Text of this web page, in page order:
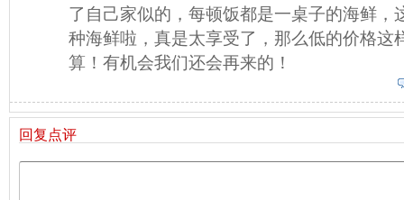
了自己家似的，每顿饭都是一桌子的海鲜，
种海鲜啦，真是太享受了，那么低的价格这
算！有机会我们还会再来的！
回复点评